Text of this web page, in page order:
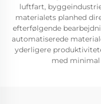
luftfart,
materialets planhed
efterfølgende
automatiserede
yderligere
med